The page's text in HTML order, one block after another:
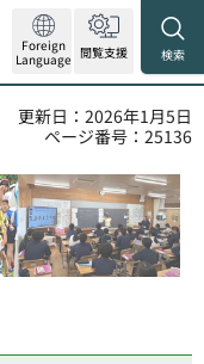
Foreign
Language 閲覧支援 検索
更新日：2026年1月5日
ページ番号：25136